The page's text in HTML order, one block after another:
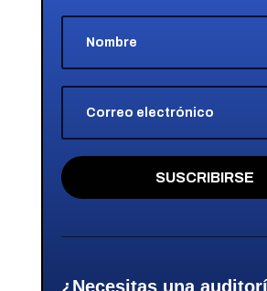
SUSCRIBIRSE
¿Necesitas una